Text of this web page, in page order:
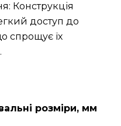
Конструкція
доступ до
спрощує їх
розміри, мм